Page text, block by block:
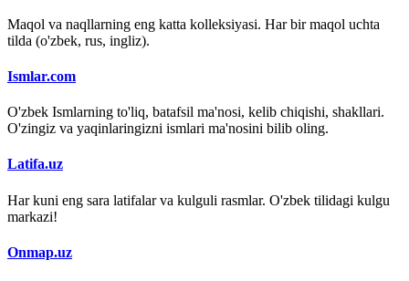
Maqol va naqllarning eng katta kolleksiyasi. Har bir maqol uchta
tilda (o'zbek, rus, ingliz).
Ismlar.com
O'zbek Ismlarning to'liq, batafsil ma'nosi, kelib chiqishi, shakllari.
O'zingiz va yaqinlaringizni ismlari ma'nosini bilib oling.
Latifa.uz
Har kuni eng sara latifalar va kulguli rasmlar. O'zbek tilidagi kulgu
markazi!
Onmap.uz